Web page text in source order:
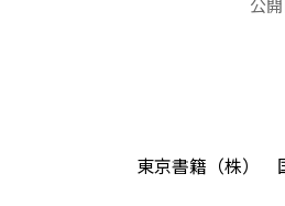
東京書籍（株）